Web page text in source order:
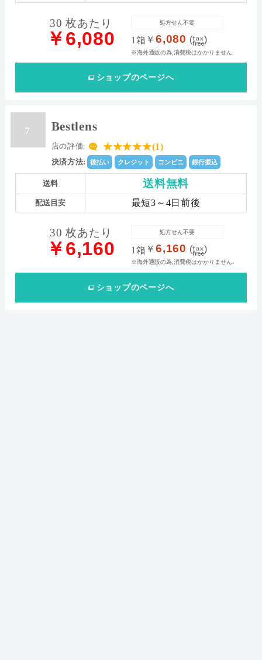
30 枚あたり
￥6,080 1箱 ￥6,080 ( )
※海外通販の為,消費税はかかりません.
処方せん不要
ショップのページへ
7 Bestlens
店の評価: ★★★★★(1)
決済方法: 後払い クレジット コンビニ 銀行振込
送料 送料無料
配送目安 最短3～4日前後
30 枚あたり
￥6,160 1箱 ￥6,160 ( )
※海外通販の為,消費税はかかりません.
処方せん不要
ショップのページへ